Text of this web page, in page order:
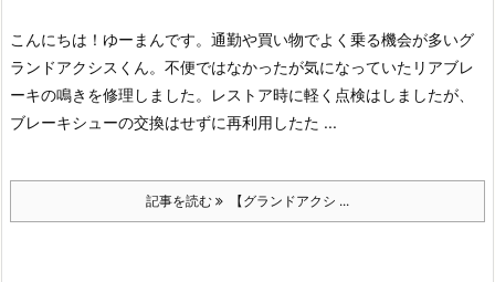
こんにちは！ゆーまんです。 通勤や買い物でよく乗る機会が多いグ
ランドアクシスくん。不便ではなかったが気になっていたリアブレ
ーキの鳴きを修理しました。レストア時に軽く点検はしましたが、
ブレーキシューの交換はせずに再利用したた ...
記事を読む 【グランドアクシ ...